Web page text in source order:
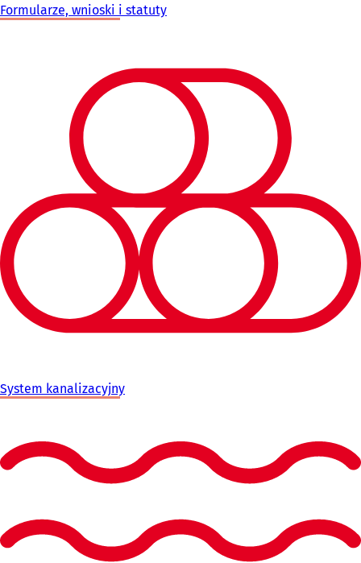
Formularze, wnioski i statuty
System kanalizacyjny